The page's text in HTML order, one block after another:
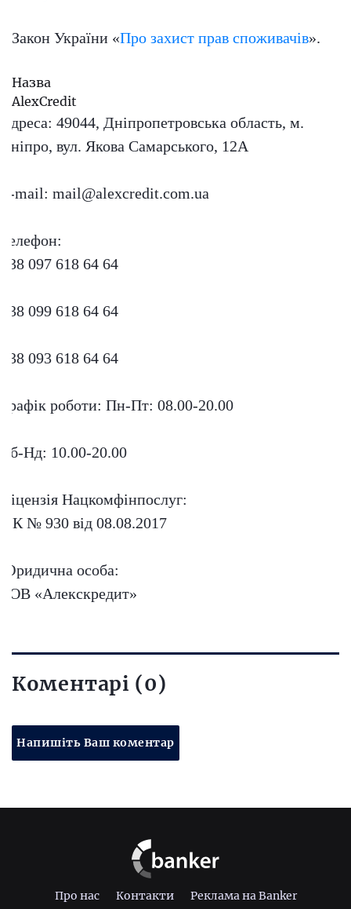
Закон України «Про захист прав споживачів».
Назва
AlexСredit
Адреса: 49044, Дніпропетровська область, м.
Дніпро, вул. Якова Самарського, 12А
E-mail: mail@alexcredit.com.ua
Телефон:
+38 097 618 64 64
+38 099 618 64 64
+38 093 618 64 64
Графік роботи: Пн-Пт: 08.00-20.00
Сб-Нд: 10.00-20.00
Ліцензія Нацкомфінпослуг:
ФК № 930 від 08.08.2017
Юридична особа:
ТОВ «Алекскредит»
Коментарі (0)
Напишіть Ваш коментар
Про нас Контакти Реклама на Banker